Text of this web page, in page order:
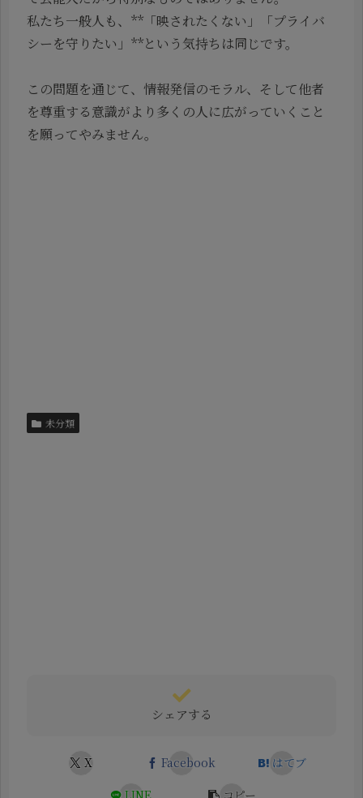
私たち一般人も、**「映されたくない」「プライバ
シーを守りたい」**という気持ちは同じです。
この問題を通じて、情報発信のモラル、そして他者
を尊重する意識がより多くの人に広がっていくこと
を願ってやみません。
未分類
シェアする
X Facebook
はてブ